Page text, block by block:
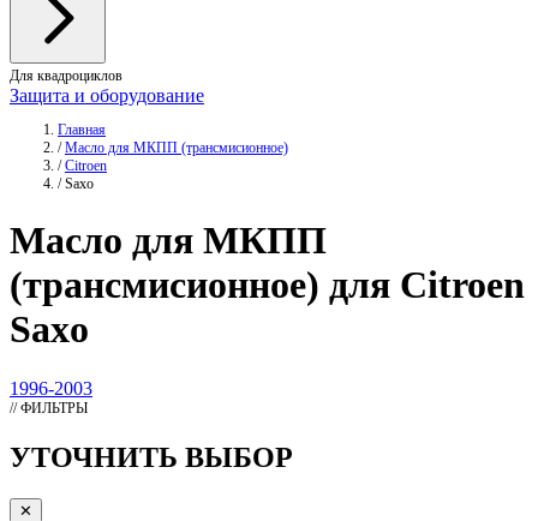
Для квадроциклов
Защита и оборудование
Главная
/ Масло для MКПП (трансмисионное)
/ Citroen
/ Saxo
Масло для MКПП
(трансмисионное) для Citroen
Saxo
1996-2003
// ФИЛЬТРЫ
УТОЧНИТЬ ВЫБОР
✕